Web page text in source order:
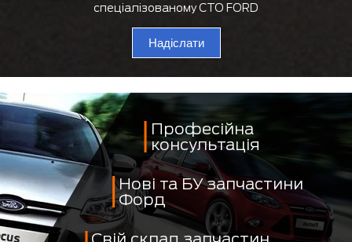
спеціалізованому СТО FORD
Надіслати
Професійна
консультація
Нові та БУ запчастини
Форд